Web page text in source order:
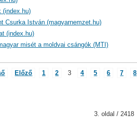
(index.hu)
Csurka István (magyarnemzet.hu)
(index.hu)
misét a moldvai csángók (MTI)
Előző 1 2 3 4 5 6 7 8
3. oldal / 2418